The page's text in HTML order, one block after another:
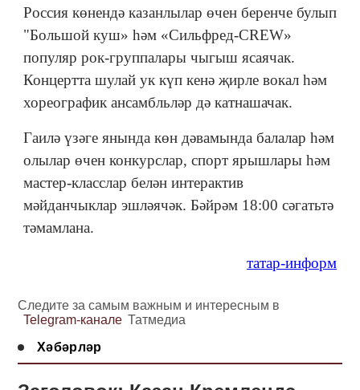
Россия көнендә казанлылар өчен беренче булып
"Большой куш» һәм «Сильфред-СREW»
популяр рок-группалары чыгыш ясаячак.
Концертта шулай ук күп кенә җирле вокал һәм
хореографик ансамбльләр дә катнашачак.
Гаилә үзәге янында көн дәвамында балалар һәм
олылар өчен конкурслар, спорт ярышлары һәм
мастер-класслар белән интерактив
мәйданчыклар эшләячәк. Бәйрәм 18:00 сәгатьтә
тәмамлана.
татар-информ
Следите за самым важным и интересным в
Telegram-канале Татмедиа
Хәбәрләр